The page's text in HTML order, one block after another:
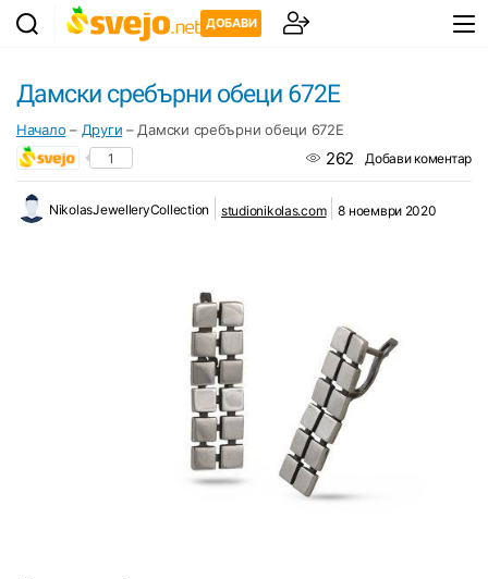
ДОБАВИ
Дамски сребърни обеци 672E
Начало – Други – Дамски сребърни обеци 672E
1 262 Добави коментар
NikolasJewelleryCollection studionikolas.com 8 ноември 2020